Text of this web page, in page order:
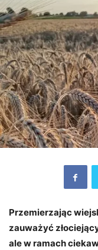
Przemierzając
zauważyć
ale w ramach